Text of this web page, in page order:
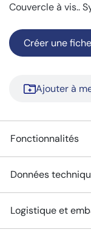
Couvercle à vis..
Créer une
Ajouter à
Fonctionnalités
Données
Logistique et